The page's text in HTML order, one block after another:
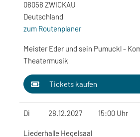
08058 ZWICKAU
Deutschland
zum Routenplaner
Meister Eder und sein Pumuckl -
Theatermusik
Tickets kaufen
Di 28.12.2027 15:00 Uhr
Liederhalle Hegelsaal